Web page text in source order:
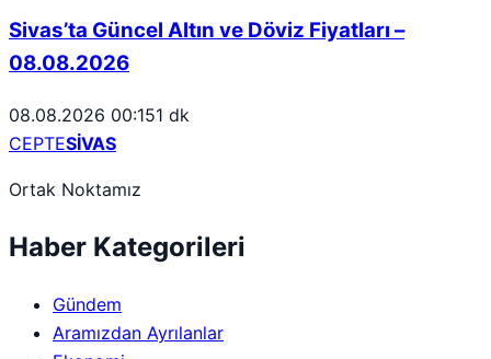
Sivas’ta Güncel Altın ve Döviz Fiyatları –
08.08.2026
08.08.2026 00:151 dk
CEPTESİVAS
Ortak Noktamız
Haber Kategorileri
Gündem
Aramızdan Ayrılanlar